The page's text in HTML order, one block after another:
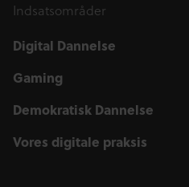
Indsatsområder
Digital Dannelse
Gaming
Demokratisk Dannelse
Vores digitale praksis